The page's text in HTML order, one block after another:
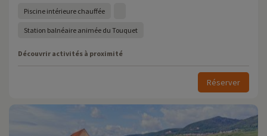
Piscine intérieure chauffée
Station balnéaire animée du Touquet
Découvrir activités à proximité
Réserver